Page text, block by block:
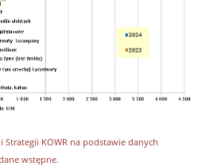
Strategii KOWR na podstawie danych
wstępne.